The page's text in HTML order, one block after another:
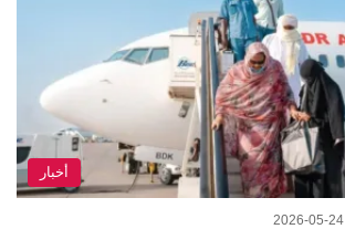
أخبار
2026-05-24